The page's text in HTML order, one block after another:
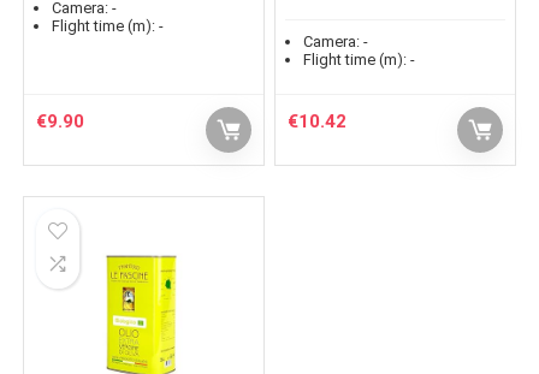
Camera: -
Flight time (m): -
€9.90
Camera: -
Flight time (m): -
€10.42